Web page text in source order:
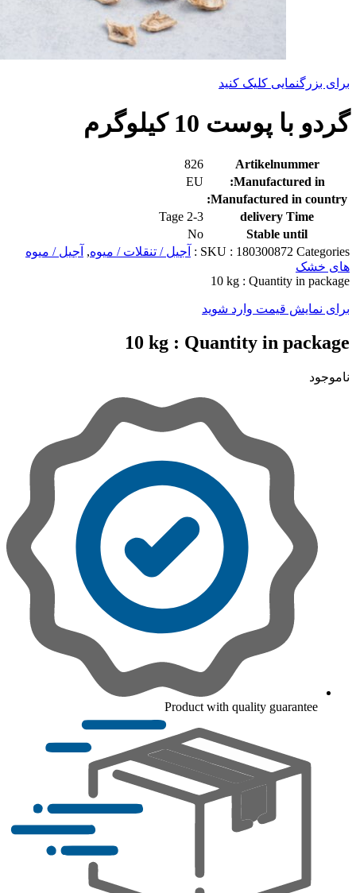
برای بزرگنمایی کلیک کنید
گردو با پوست 10 کیلوگرم
Artikelnummer
826
Manufactured in:
EU
Manufactured in country:
delivery Time
2-3 Tage
Stable until
No
SKU : 180300872 Categories : آجیل / تنقلات / میوه, آجیل / میوه
های خشک
Quantity in package :
10 kg
برای نمایش قیمت وارد شوید
Quantity in package :
10 kg
ناموجود
Product with quality guarantee